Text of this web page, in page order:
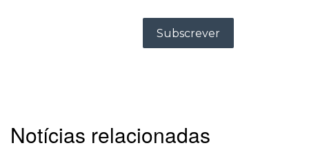
Notícias relacionadas